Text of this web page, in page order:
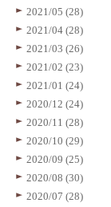
2021/05 (28)
2021/04 (28)
2021/03 (26)
2021/02 (23)
2021/01 (24)
2020/12 (24)
2020/11 (28)
2020/10 (29)
2020/09 (25)
2020/08 (30)
2020/07 (28)